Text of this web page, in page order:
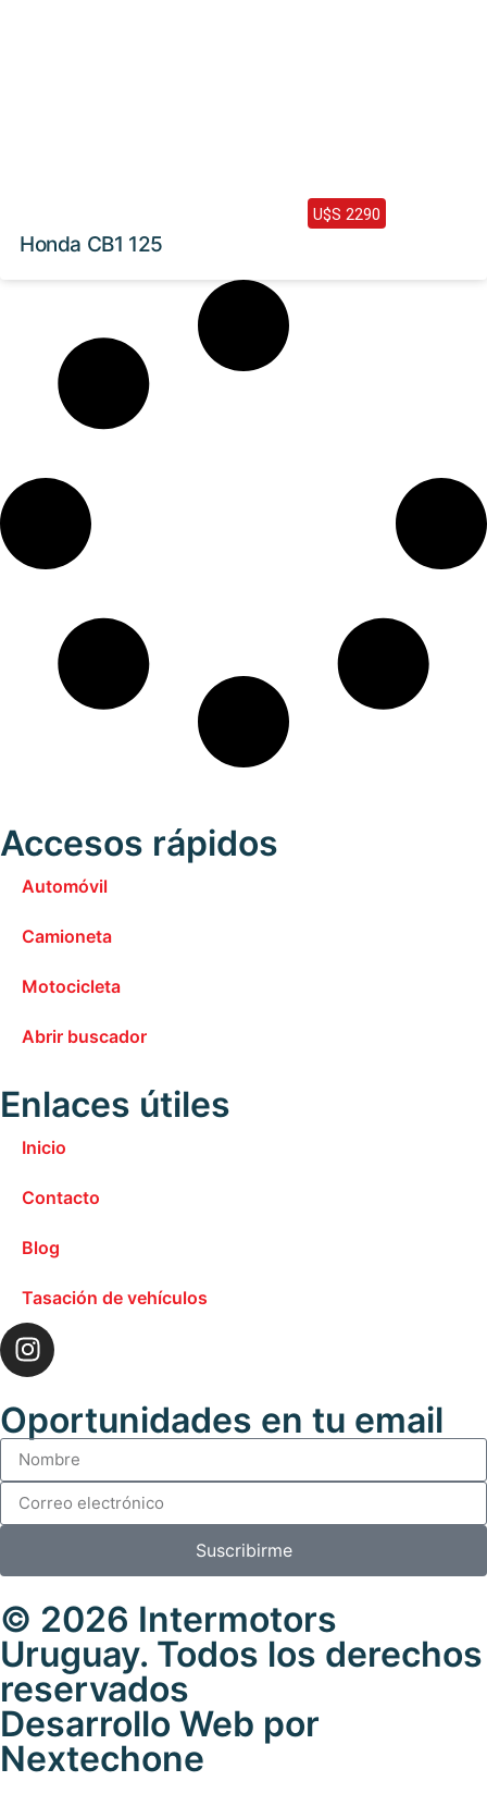
U$S 2290
Honda CB1 125
Accesos rápidos
Automóvil
Camioneta
Motocicleta
Abrir buscador
Enlaces útiles
Inicio
Contacto
Blog
Tasación de vehículos
Oportunidades en tu email
Suscribirme
© 2026 Intermotors
Uruguay. Todos los derechos
reservados
Desarrollo Web por
Nextechone